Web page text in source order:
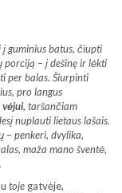
guminius batus, čiupti
porciją – į dešinę ir lėkti
per balas. Šiurpinti
pro langus
vėjui, taršančiam
nuplauti lietaus lašais.
– penkeri, dvylika,
maža mano šventė,
toje gatvėje,